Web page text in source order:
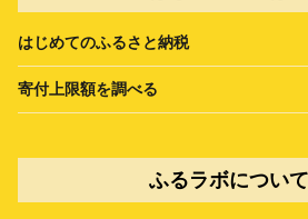
はじめてのふるさと納税
寄付上限額を調べる
ふるラボについ